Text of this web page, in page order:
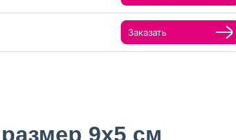
Заказать
9х5 см